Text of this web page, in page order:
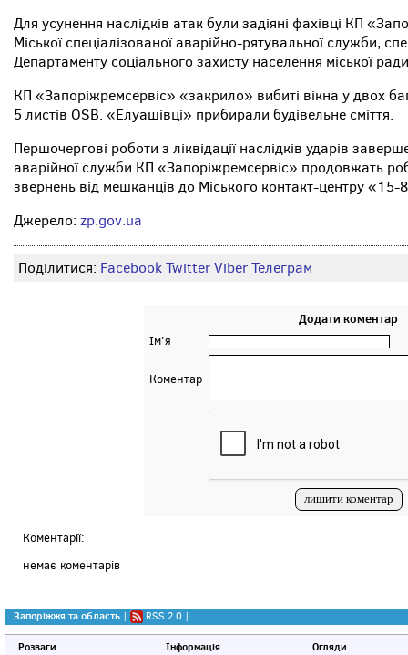
Для усунення наслідків атак були задіяні фахівці КП
Міської спеціалізованої аварійно-рятувальної служби,
Департаменту соціального захисту населення міської
КП «Запоріжремсервіс» «закрило» вибиті вікна у двох
5 листів OSB. «Елуашівці» прибирали будівельне сміття.
Першочергові роботи з ліквідації наслідків ударів
аварійної служби КП «Запоріжремсервіс» продовжать
звернень від мешканців до Міського контакт-центру «15-
Джерело: zp.gov.ua
Поділитися: FacebookTwitterViberТелеграм
Додати коментар
Ім'я
Коментар
Коментарії:
немає коментарів
Запоріжжя та область | RSS 2.0 |
Розваги Інформація Огляди